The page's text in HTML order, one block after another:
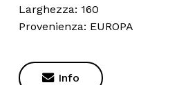
Larghezza: 160
Provenienza: EUROPA
Info